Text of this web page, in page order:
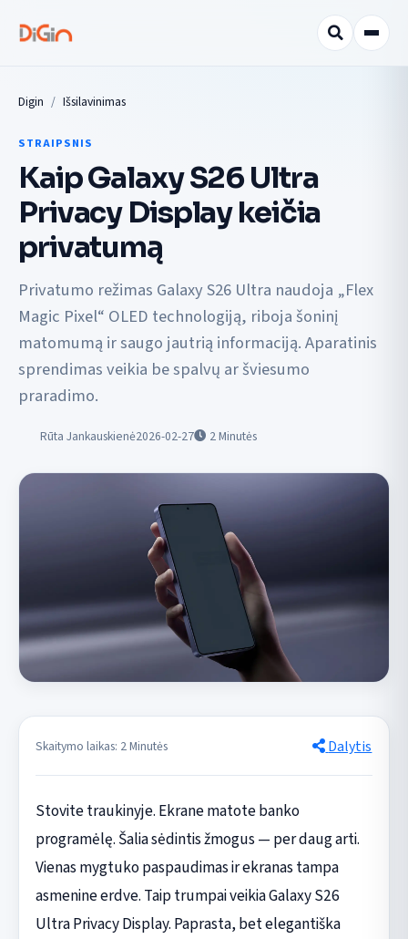
Digin Išsilavinimas
STRAIPSNIS
Kaip Galaxy S26 Ultra
Privacy Display keičia
privatumą
Privatumo režimas Galaxy S26 Ultra naudoja „Flex
Magic Pixel“ OLED technologiją, riboja šoninį
matomumą ir saugo jautrią informaciją. Aparatinis
sprendimas veikia be spalvų ar šviesumo
praradimo.
Rūta Jankauskienė2026-02-27 2Minutės
Skaitymo laikas: 2 Minutės Dalytis
Stovite traukinyje. Ekrane matote banko
programėlę. Šalia sėdintis žmogus — per daug arti.
Vienas mygtuko paspaudimas ir ekranas tampa
asmenine erdve. Taip trumpai veikia Galaxy S26
Ultra Privacy Display. Paprasta, bet elegantiška